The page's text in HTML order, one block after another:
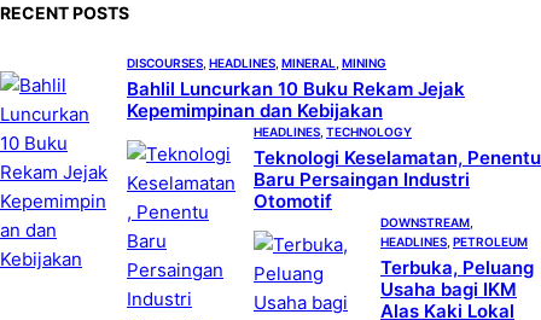
RECENT POSTS
DISCOURSES HEADLINES MINERAL MINING
Bahlil Luncurkan 10 Buku Rekam Jejak
Kepemimpinan dan Kebijakan
HEADLINES TECHNOLOGY
Teknologi Keselamatan, Penentu
Baru Persaingan Industri
Otomotif
DOWNSTREAM
HEADLINES PETROLEUM
Terbuka, Peluang
Usaha bagi IKM
Alas Kaki Lokal